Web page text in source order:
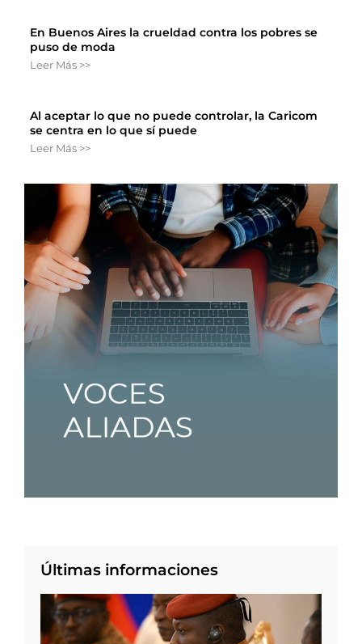
En Buenos Aires la crueldad contra los pobres se
puso de moda
Leer Más >>
Al aceptar lo que no puede controlar, la Caricom
se centra en lo que sí puede
Leer Más >>
Últimas informaciones